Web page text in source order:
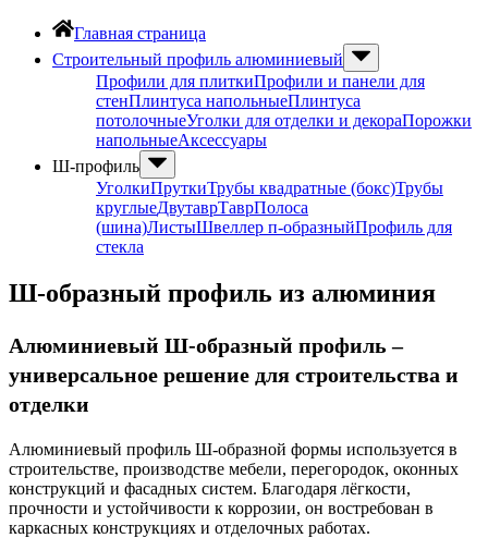
Главная страница
Строительный профиль алюминиевый
Профили для плиткиПрофили и панели для
стенПлинтуса напольныеПлинтуса
потолочныеУголки для отделки и декораПорожки
напольныеАксессуары
Ш-профиль
УголкиПруткиТрубы квадратные (бокс)Трубы
круглыеДвутаврТаврПолоса
(шина)ЛистыШвеллер п-образныйПрофиль для
стекла
Ш-образный профиль из алюминия
Алюминиевый Ш-образный профиль –
универсальное решение для строительства и
отделки
Алюминиевый профиль Ш-образной формы используется в
строительстве, производстве мебели, перегородок, оконных
конструкций и фасадных систем. Благодаря лёгкости,
прочности и устойчивости к коррозии, он востребован в
каркасных конструкциях и отделочных работах.